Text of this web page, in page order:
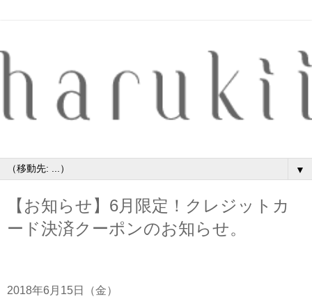
▼
【お知らせ】6月限定！クレジットカ
ード決済クーポンのお知らせ。
2018年6月15日（金）